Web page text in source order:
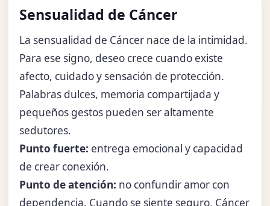
Sensualidad de Cáncer
La sensualidad de Cáncer nace de la intimidad.
Para ese signo, deseo crece cuando existe
afecto, cuidado y sensación de protección.
Palabras dulces, memoria compartijada y
pequeños gestos pueden ser altamente
sedutores.
Punto fuerte: entrega emocional y capacidad
de crear conexión.
Punto de atención: no confundir amor con
dependencia. Cuando se siente seguro, Cáncer